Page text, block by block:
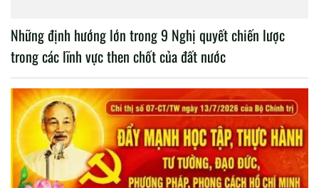
Những định hướng lớn trong 9 Nghị quyết chiến lược
trong các lĩnh vực then chốt của đất nước